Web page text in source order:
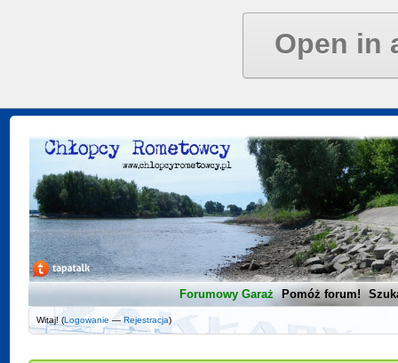
Open in
Forumowy Garaż Pomóż forum!
Witaj! (Logowanie —Rejestracja)